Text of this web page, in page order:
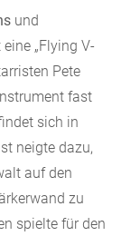
und
„Flying V-
Pete
fast
sich in
neigte dazu,
auf den
zu
spielte für den